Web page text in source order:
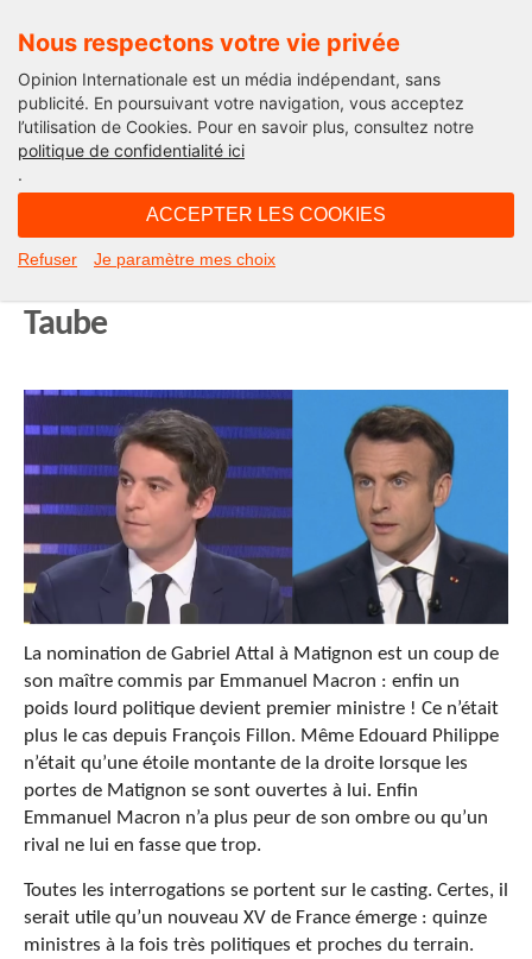
Nous respectons votre vie privée
Opinion Internationale est un média indépendant, sans
publicité. En poursuivant votre navigation, vous acceptez
l’utilisation de Cookies. Pour en savoir plus, consultez notre
politique de confidentialité ici
.
ACCEPTER LES COOKIES
Refuser Je paramètre mes choix
Edito
Remaniement : pour un nouveau
Taube
La nomination de Gabriel Attal à Matignon est un coup de
son maître commis par Emmanuel Macron : enfin un
poids lourd politique devient premier ministre ! Ce n’était
plus le cas depuis François Fillon. Même Edouard Philippe
n’était qu’une étoile montante de la droite lorsque les
portes de Matignon se sont ouvertes à lui. Enfin
Emmanuel Macron n’a plus peur de son ombre ou qu’un
rival ne lui en fasse que trop.
Toutes les interrogations se portent sur le casting. Certes, il
serait utile qu’un nouveau XV de France émerge : quinze
ministres à la fois très politiques et proches du terrain.